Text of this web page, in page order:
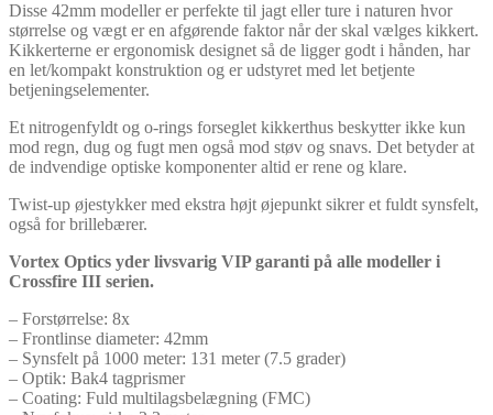
Disse 42mm modeller er perfekte til jagt eller ture i naturen hvor
størrelse og vægt er en afgørende faktor når der skal vælges kikkert.
Kikkerterne er ergonomisk designet så de ligger godt i hånden, har
en let/kompakt konstruktion og er udstyret med let betjente
betjeningselementer.
Et nitrogenfyldt og o-rings forseglet kikkerthus beskytter ikke kun
mod regn, dug og fugt men også mod støv og snavs. Det betyder at
de indvendige optiske komponenter altid er rene og klare.
Twist-up øjestykker med ekstra højt øjepunkt sikrer et fuldt synsfelt,
også for brillebærer.
Vortex Optics yder livsvarig VIP garanti på alle modeller i
Crossfire III serien.
– Forstørrelse: 8x
– Frontlinse diameter: 42mm
– Synsfelt på 1000 meter: 131 meter (7.5 grader)
– Optik: Bak4 tagprismer
– Coating: Fuld multilagsbelægning (FMC)